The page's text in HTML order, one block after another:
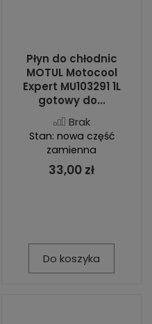
Płyn do chłodnic
MOTUL Motocool
Expert MU103291 1L
gotowy do...
Brak
Stan: nowa część
zamienna
33,00 zł
Do koszyka